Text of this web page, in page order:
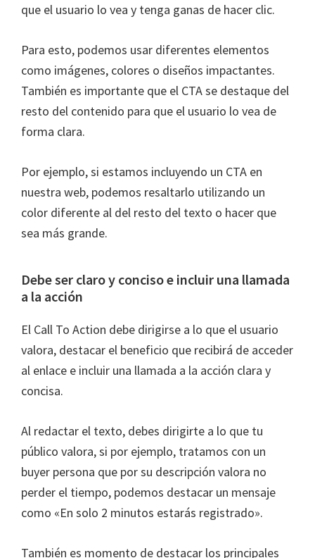
que el usuario lo vea y tenga ganas de hacer clic.
Para esto, podemos usar diferentes elementos
como imágenes, colores o diseños impactantes.
También es importante que el CTA se destaque del
resto del contenido para que el usuario lo vea de
forma clara.
Por ejemplo, si estamos incluyendo un CTA en
nuestra web, podemos resaltarlo utilizando un
color diferente al del resto del texto o hacer que
sea más grande.
Debe ser claro y conciso e incluir una llamada
a la acción
El Call To Action debe dirigirse a lo que el usuario
valora, destacar el beneficio que recibirá de acceder
al enlace e incluir una llamada a la acción clara y
concisa.
Al redactar el texto, debes dirigirte a lo que tu
público valora, si por ejemplo, tratamos con un
buyer persona que por su descripción valora no
perder el tiempo, podemos destacar un mensaje
como «En solo 2 minutos estarás registrado».
También es momento de destacar los principales